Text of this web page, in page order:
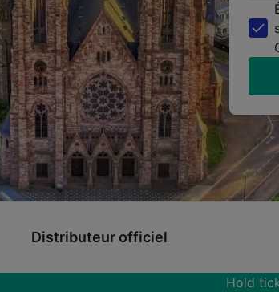
Distributeur officiel